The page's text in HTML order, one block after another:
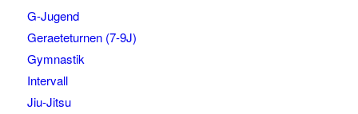
G-Jugend
Geraeteturnen (7-9J)
Gymnastik
Intervall
Jiu-Jitsu